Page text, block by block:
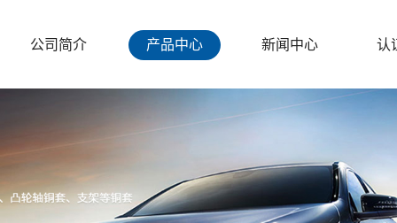
公司简介 产品中心 新闻中心 认